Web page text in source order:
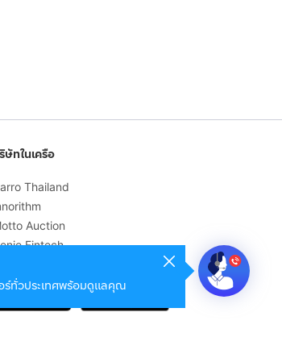
ร์ทั่วประเทศพร้อมดูแลคุณ
ษัทในเครือ
Thailand
Auction
Fintech